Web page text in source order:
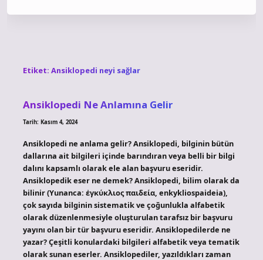
Etiket: Ansiklopedi neyi sağlar
Ansiklopedi Ne Anlamına Gelir
Tarih: Kasım 4, 2024
Ansiklopedi ne anlama gelir? Ansiklopedi, bilginin bütün
dallarına ait bilgileri içinde barındıran veya belli bir bilgi
dalını kapsamlı olarak ele alan başvuru eseridir.
Ansiklopedik eser ne demek? Ansiklopedi, bilim olarak da
bilinir (Yunanca: ἐγκύκλιος παιδεία, enkykliospaideia),
çok sayıda bilginin sistematik ve çoğunlukla alfabetik
olarak düzenlenmesiyle oluşturulan tarafsız bir başvuru
yayını olan bir tür başvuru eseridir. Ansiklopedilerde ne
yazar? Çeşitli konulardaki bilgileri alfabetik veya tematik
olarak sunan eserler. Ansiklopediler, yazıldıkları zaman